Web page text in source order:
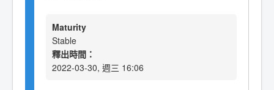
Maturity
Stable
釋出時間：
2022-03-30, 週三 16:06